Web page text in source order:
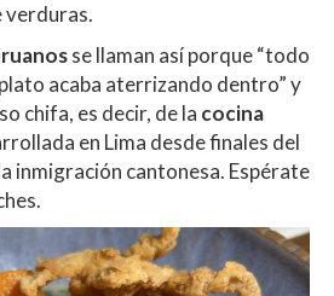
verduras.
se llaman así porque “todo
acaba aterrizando dentro” y
chifa, es decir, de la cocina
en Lima desde finales del
inmigración cantonesa. Espérate